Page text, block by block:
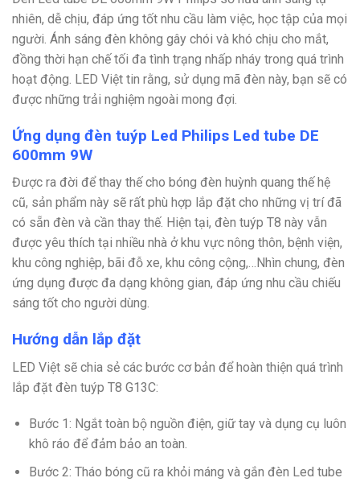
nhiên, dễ chịu, đáp ứng tốt nhu cầu làm việc, học tập của mọi
người. Ánh sáng đèn không gây chói và khó chịu cho mắt,
đồng thời hạn chế tối đa tình trạng nhấp nháy trong quá trình
hoạt động. LED Việt tin rằng, sử dụng mã đèn này, bạn sẽ có
được những trải nghiệm ngoài mong đợi.
Ứng dụng đèn tuýp Led Philips Led tube DE
600mm 9W
Được ra đời để thay thế cho bóng đèn huỳnh quang thế hệ
cũ, sản phẩm này sẽ rất phù hợp lắp đặt cho những vị trí đã
có sẵn đèn và cần thay thế. Hiện tại, đèn tuýp T8 này vẫn
được yêu thích tại nhiều nhà ở khu vực nông thôn, bệnh viện,
khu công nghiệp, bãi đỗ xe, khu công cộng,…Nhìn chung, đèn
ứng dụng được đa dạng không gian, đáp ứng nhu cầu chiếu
sáng tốt cho người dùng.
Hướng dẫn lắp đặt
LED Việt sẽ chia sẻ các bước cơ bản để hoàn thiện quá trình
lắp đặt đèn tuýp T8 G13C:
Bước 1: Ngắt toàn bộ nguồn điện, giữ tay và dụng cụ luôn
khô ráo để đảm bảo an toàn.
Bước 2: Tháo bóng cũ ra khỏi máng và gắn đèn Led tube